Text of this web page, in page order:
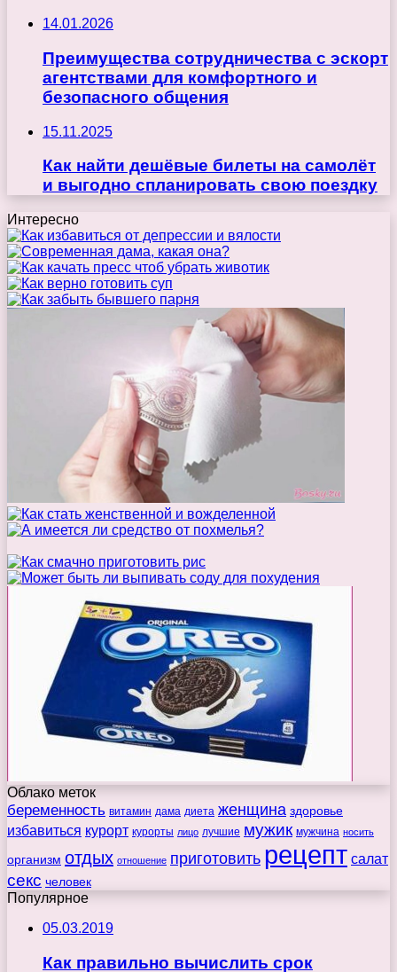
14.01.2026
Преимущества сотрудничества с эскорт
агентствами для комфортного и
безопасного общения
15.11.2025
Как найти дешёвые билеты на самолёт
и выгодно спланировать свою поездку
Интересно
Облако меток
беременность витамин дама диета женщина здоровье
избавиться курорт курорты лицо лучшие мужик мужчина носить
организм отдых отношение приготовить рецепт салат
секс человек
Популярное
05.03.2019
Как правильно вычислить срок